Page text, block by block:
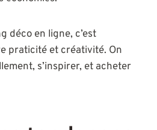
déco en ligne, c’est
praticité et créativité. On
s’inspirer, et acheter